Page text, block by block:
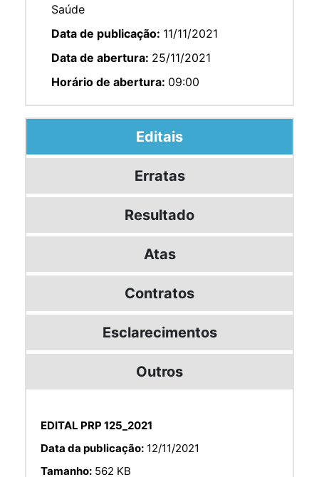
Saúde
Data de publicação: 11/11/2021
Data de abertura: 25/11/2021
Horário de abertura: 09:00
Editais
Erratas
Resultado
Atas
Contratos
Esclarecimentos
Outros
EDITAL PRP 125_2021
Data da publicação: 12/11/2021
Tamanho: 562 KB